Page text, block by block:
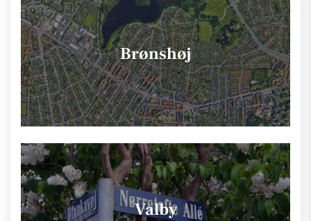
Brønshøj
Valby